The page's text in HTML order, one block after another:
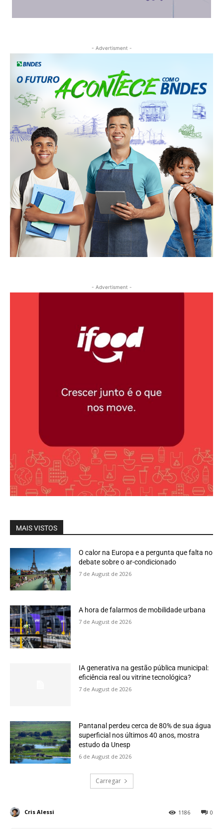
- Advertisment -
- Advertisment -
MAIS VISTOS
O calor na Europa e a pergunta que falta no
debate sobre o ar-condicionado
7 de August de 2026
A hora de falarmos de mobilidade urbana
7 de August de 2026
IA generativa na gestão pública municipal:
eficiência real ou vitrine tecnológica?
7 de August de 2026
Pantanal perdeu cerca de 80% de sua água
superficial nos últimos 40 anos, mostra
estudo da Unesp
6 de August de 2026
Carregar
Cris Alessi 0
1186